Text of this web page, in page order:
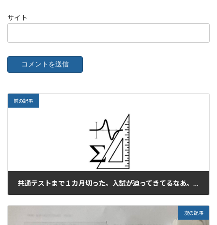
サイト
前の記事
共通テストまで１カ月切った。入試が迫ってきてるなあ。これから次第だなあ。
次の記事